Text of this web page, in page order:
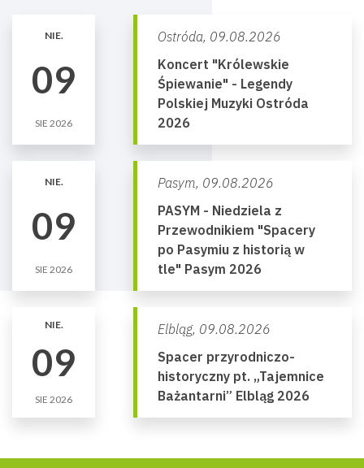
NIE.
09
SIE 2026
Ostróda, 09.08.2026
Koncert "Królewskie
Śpiewanie" - Legendy
Polskiej Muzyki Ostróda
2026
NIE.
09
SIE 2026
Pasym, 09.08.2026
PASYM - Niedziela z
Przewodnikiem "Spacery
po Pasymiu z historią w
tle" Pasym 2026
NIE.
09
SIE 2026
Elbląg, 09.08.2026
Spacer przyrodniczo-
historyczny pt. „Tajemnice
Bażantarni” Elbląg 2026